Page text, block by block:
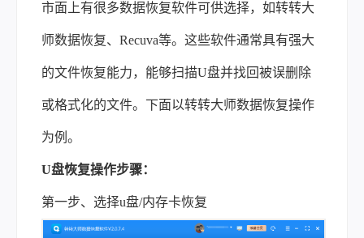
市面上有很多数据恢复软件可供选择，如转转大
师数据恢复、Recuva等。这些软件通常具有强大
的文件恢复能力，能够扫描U盘并找回被误删除
或格式化的文件。下面以转转大师数据恢复操作
为例。
U盘恢复操作步骤：
第一步、选择u盘/内存卡恢复